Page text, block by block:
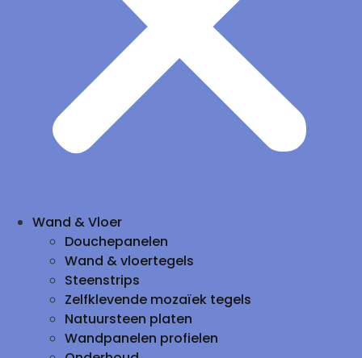
Wand & Vloer
Douchepanelen
Wand & vloertegels
Steenstrips
Zelfklevende mozaïek tegels
Natuursteen platen
Wandpanelen profielen